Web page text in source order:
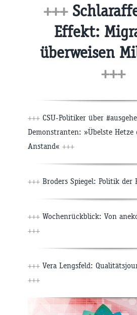
+++
Effekt:
überweisen
+++
+++ CSU-Politiker über
Demonstranten: »Übelste Hetze
Anstand« +++
+++ Broders Spiegel: Politik der
+++ Wochenrückblick: Von
+++
+++ Vera Lengsfeld:
+++